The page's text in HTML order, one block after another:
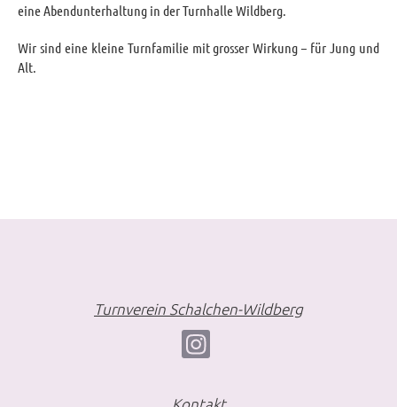
eine Abendunterhaltung in der Turnhalle Wildberg.
Wir sind eine kleine Turnfamilie mit grosser Wirkung – für Jung und
Alt.
Turnverein Schalchen-Wildberg